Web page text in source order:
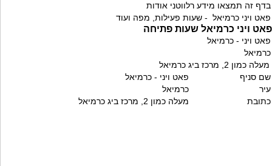
בדף זה תמצאו מידע רלווטני אודות
פאט ויני כרמיאל - שעות פעילות, מפה ועוד
פאט ויני כרמיאל שעות פתיחה
פאט ויני - כרמיאל
כרמיאל
מעלה כמון 2, מרכז ביג כרמיאל
שם סניף
פאט ויני - כרמיאל
עיר
כרמיאל
כתובת
מעלה כמון 2, מרכז ביג כרמיאל